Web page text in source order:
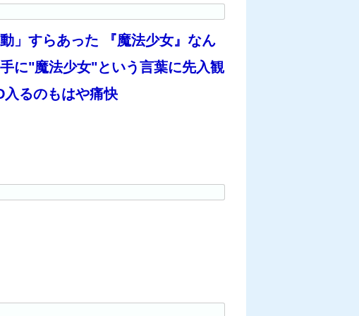
」すらあった 『魔法少女』なん
に"魔法少女"という言葉に先入観
るのもはや痛快